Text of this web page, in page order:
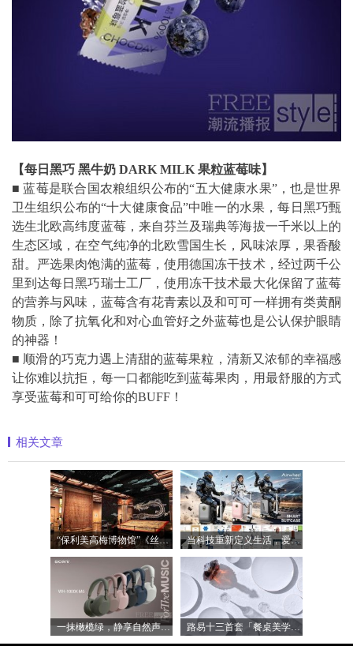
【每日黑巧 黑牛奶 DARK MILK 果粒蓝莓味】
■ 蓝莓是联合国农粮组织公布的“五大健康水果”，也是世界
卫生组织公布的“十大健康食品”中唯一的水果，每日黑巧甄
选生北欧高纬度蓝莓，来自芬兰及瑞典等海拔一千米以上的
生态区域，在空气纯净的北欧雪国生长，风味浓厚，果香酸
甜。严选果肉饱满的蓝莓，使用德国冻干技术，经过两千公
里到达每日黑巧瑞士工厂，使用冻干技术最大化保留了蓝莓
的营养与风味，蓝莓含有花青素以及和可可一样拥有类黄酮
物质，除了抗氧化和对心血管好之外蓝莓也是公认保护眼睛
的神器！
■ 顺滑的巧克力遇上清甜的蓝莓果粒，清新又浓郁的幸福感
让你难以抗拒，每一口都能吃到蓝莓果肉，用最舒服的方式
享受蓝莓和可可给你的BUFF！
相关文章
“保利美高梅博物馆”《丝路》大展最后 当科技重新定义生活，爱尔威Airwheel正在
一抹橄榄绿，静享自然声 索尼WH-1000XM6橄 路易十三首套「餐桌美学」系列正式揭晓